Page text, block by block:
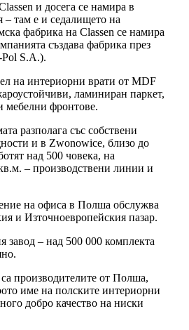
и досега се намира в
– там е и седалището на
фабрика на Classen се намира
създава фабрика през
Pol S.A.).
на интериорни врати от MDF
ламиниран паркет,
мебелни фронтове.
разполага със собствени
и в Zwonowice, близо до
над 500 човека, на
– производствени линии и
на офиса в Полша обслужва
и Източноевропейския пазар.
завод – над 500 000 комплекта
производителите от Полша,
име на полските интериорни
добро качество на ниски